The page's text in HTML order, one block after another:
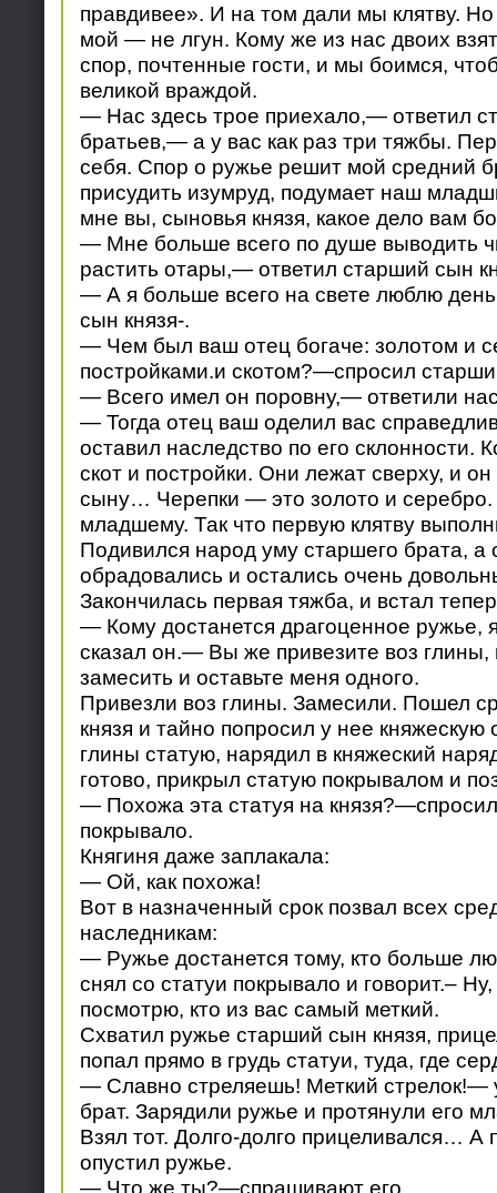
правдивее». И на том дали мы клятву.
мой — не лгун. Кому же из нас двоих
спор, почтенные гости, и мы боимся,
великой враждой.
— Нас здесь трое приехало,— ответил
братьев,— а у вас как раз три тяжбы.
себя. Спор о ружье решит мой средний
присудить изумруд, подумает наш
мне вы, сыновья князя, какое дело вам
— Мне больше всего по душе выводить
растить отары,— ответил старший сын
— А я больше всего на свете люблю
сын князя-.
— Чем был ваш отец богаче: золотом и
постройками.и скотом?—спросил
— Всего имел он поровну,— ответили
— Тогда отец ваш оделил вас
оставил наследство по его склонности.
скот и постройки. Они лежат сверху, и
сыну… Черепки — это золото и серебро.
младшему. Так что первую клятву
Подивился народ уму старшего брата, а
обрадовались и остались очень
Закончилась первая тяжба, и встал
— Кому достанется драгоценное ружье,
сказал он.— Вы же привезите воз
замесить и оставьте меня одного.
Привезли воз глины. Замесили. Пошел
князя и тайно попросил у нее
глины статую, нарядил в княжеский
готово, прикрыл статую покрывалом и
— Похожа эта статуя на
покрывало.
Княгиня даже заплакала:
— Ой, как похожа!
Вот в назначенный срок позвал всех
наследникам:
— Ружье достанется тому, кто больше
снял со статуи покрывало и говорит.–
посмотрю, кто из вас самый меткий.
Схватил ружье старший сын князя,
попал прямо в грудь статуи, туда, где
— Славно стреляешь! Меткий стрелок!—
брат. Зарядили ружье и протянули его
Взял тот. Долго-долго прицеливался… А
опустил ружье.
— Что же ты?—спрашивают его.